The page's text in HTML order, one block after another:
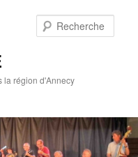
la région d'Annecy